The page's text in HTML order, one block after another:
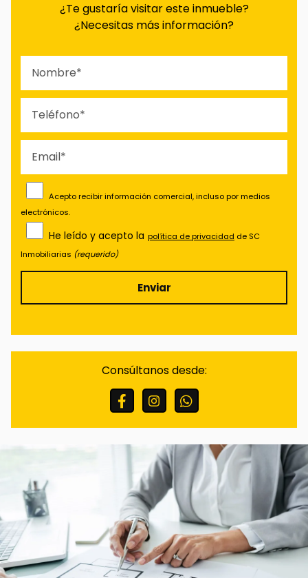
¿Te gustaría visitar este inmueble?
¿Necesitas más información?
Acepto recibir información comercial, incluso por medios
electrónicos.
He leído y acepto la política de privacidad de SC
Inmobiliarias (requerido)
electrónicos.
Legitimación:Consentimiento del interesado.
Puede retirar su consentimiento en
cualquier momento, así como acceder,
rectificar, suprimir sus datos y demás derechos
en info@scinmobiliarias.com .
Información Adicional:
Puede ampliar la
información en el enlace de Avisos Legales.
Consúltanos desde: